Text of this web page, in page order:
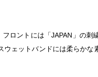
ロントには「JAPAN」の刺
ェットバンドには柔らかな